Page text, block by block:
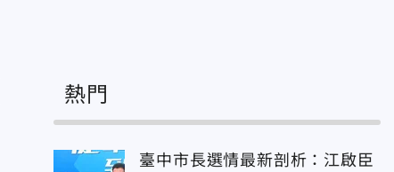
熱門
臺中市長選情最新剖析：江啟臣